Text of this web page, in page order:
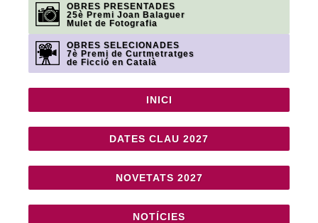
OBRES PRESENTADES
25è Premi Joan Balaguer
Mulet de Fotografia
OBRES SELECIONADES
7è Premi de Curtmetratges
de Ficció en Català
INICI
DATES CLAU 2027
NOVETATS 2027
NOTÍCIES